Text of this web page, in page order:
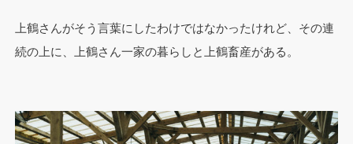
上鶴さんがそう言葉にしたわけではなかったけれど、その連
続の上に、上鶴さん一家の暮らしと上鶴畜産がある。